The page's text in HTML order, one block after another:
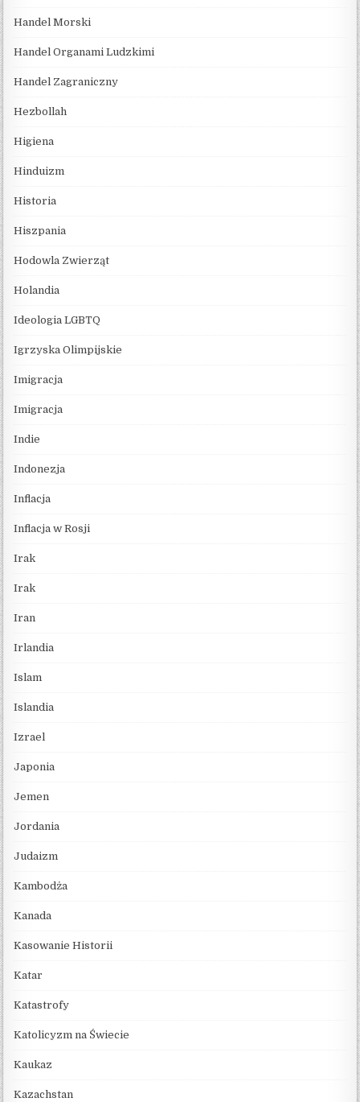
Handel Morski
Handel Organami Ludzkimi
Handel Zagraniczny
Hezbollah
Higiena
Hinduizm
Historia
Hiszpania
Hodowla Zwierząt
Holandia
Ideologia LGBTQ
Igrzyska Olimpijskie
Imigracja
Imigracja
Indie
Indonezja
Inflacja
Inflacja w Rosji
Irak
Irak
Iran
Irlandia
Islam
Islandia
Izrael
Japonia
Jemen
Jordania
Judaizm
Kambodża
Kanada
Kasowanie Historii
Katar
Katastrofy
Katolicyzm na Świecie
Kaukaz
Kazachstan